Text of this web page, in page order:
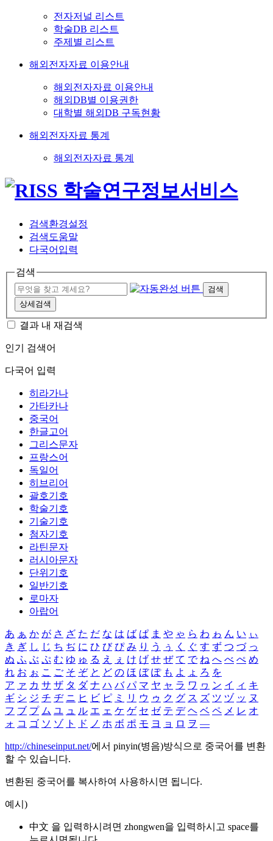
전자저널 리스트
학술DB 리스트
주제별 리스트
해외전자자료 이용안내
해외전자자료 이용안내
해외DB별 이용권한
대학별 해외DB 구독현황
해외전자자료 통계
해외전자자료 통계
검색환경설정
검색도움말
다국어입력
검색
검색
상세검색
결과 내 재검색
인기 검색어
다국어 입력
히라가나
가타카나
중국어
한글고어
그리스문자
프랑스어
독일어
히브리어
괄호기호
학술기호
기술기호
첨자기호
라틴문자
러시아문자
단위기호
일반기호
로마자
아랍어
あ ぁ か が さ ざ た だ な は ば ぱ ま や ゃ ら わ ゎ ん い ぃ
き ぎ し じ ち ぢ に ひ び ぴ み り う ぅ く ぐ す ず つ づ っ
ぬ ふ ぶ ぷ む ゆ ゅ る え ぇ け げ せ ぜ て で ね へ べ ぺ め
れ お ぉ こ ご そ ぞ と ど の ほ ぼ ぽ も よ ょ ろ を
ア ァ カ サ ザ タ ダ ナ ハ バ パ マ ヤ ャ ラ ワ ヮ ン イ ィ キ
ギ シ ジ チ ヂ ニ ヒ ビ ピ ミ リ ウ ゥ ク グ ス ズ ツ ヅ ッ ヌ
フ ブ プ ム ユ ュ ル エ ェ ケ ゲ セ ゼ テ デ ヘ ベ ペ メ レ オ
ォ コ ゴ ソ ゾ ト ド ノ ホ ボ ポ モ ヨ ョ ロ ヲ ―
http://chineseinput.net/에서 pinyin(병음)방식으로 중국어를 변환
할 수 있습니다.
변환된 중국어를 복사하여 사용하시면 됩니다.
예시)
中文 을 입력하시려면 zhongwen을 입력하시고 space를